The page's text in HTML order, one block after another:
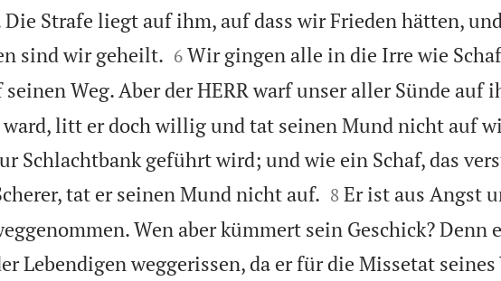
Die Strafe liegt auf ihm, auf dass wir Frieden hätten,
sind wir geheilt.
6 Wir gingen alle in die Irre wie
seinen Weg. Aber der HERR warf unser aller Sünde auf
ward, litt er doch willig und tat seinen Mund nicht auf
Schlachtbank geführt wird; und wie ein Schaf, das
tat er seinen Mund nicht auf.
8 Er ist aus Angst
Wen aber kümmert sein Geschick? Denn
Lebendigen weggerissen, da er für die Missetat seines